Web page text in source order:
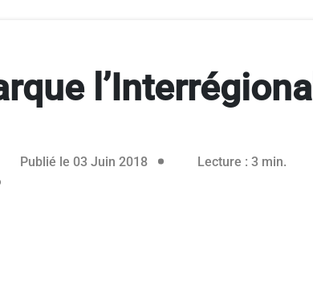
l’Interrégional
Publié le 03 Juin 2018 Lecture : 3 min.